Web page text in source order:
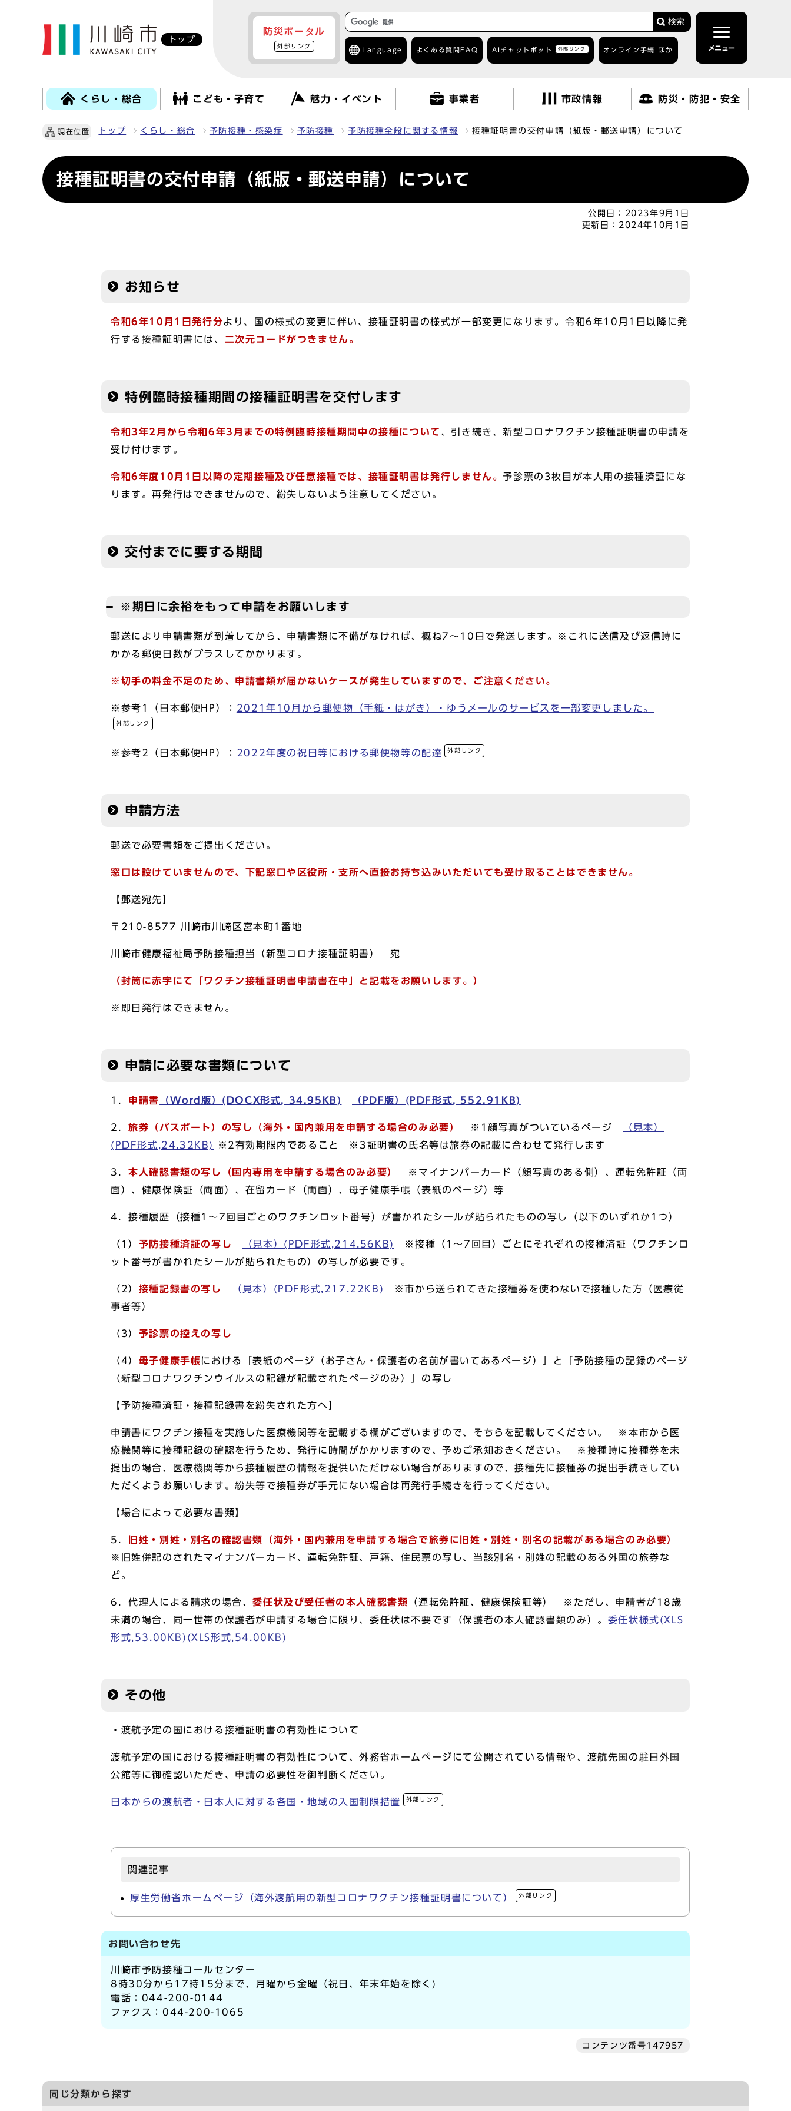
トップ
防災ポータル
外部リンク
検索
Language よくある質問 FAQ AIチャットボット 外部リンク オンライン手続 ほか メニュー
くらし・総合 こども・子育て 魅力・イベント 事業者 市政情報 防災・防犯・安全
現在位置 トップ くらし・総合 予防接種・感染症 予防接種 予防接種全般に関する情報 接種証明書の交付申請（紙版・郵送申請）について
接種証明書の交付申請（紙版・郵送申請）について
公開日：
2023年9月1日
更新日： 2024年10月1日
お知らせ
令和6年10月1日発行分より、国の様式の変更に伴い、接種証明書の様式が一部変更になります。令和6年10月1日以降に発
行する接種証明書には、 二次元コードがつきません。
特例臨時接種期間の接種証明書を交付します
令和3年2月から令和6年3月までの特例臨時接種期間中の接種について 、引き続き、新型コロナワクチン接種証明書の申請を
受け付けます。
令和6年度10月1日以降の定期接種及び任意接種では、接種証明書は発行しません。予診票の3枚目が本人用の接種済証にな
ります。再発行はできませんので、紛失しないよう注意してください。
交付までに要する期間
※期日に余裕をもって申請をお願いします
郵送により申請書類が到着してから、申請書類に不備がなければ、概ね7～10日で発送します。※これに送信及び返信時に
かかる郵便日数がプラスしてかかります。
※切手の料金不足のため、申請書類が届かないケースが発生していますので、ご注意ください。
※参考1（日本郵便HP）： 2021年10月から郵便物（手紙・はがき）・ゆうメールのサービスを一部変更しました。
外部リンク
※参考2（日本郵便HP）： 2022年度の祝日等における郵便物等の配達 外部リンク
申請方法
郵送で必要書類をご提出ください。
窓口は設けていませんので、下記窓口や区役所・支所へ直接お持ち込みいただいても受け取ることはできません。
【郵送宛先】
〒210-8577 川崎市川崎区宮本町1番地
川崎市健康福祉局予防接種担当（新型コロナ接種証明書） 宛
（封筒に赤字にて「ワクチン接種証明書申請書在中」と記載をお願いします。）
※即日発行はできません。
申請に必要な書類について
1． 申請書 （Word版）(DOCX形式, 34.95KB) （PDF版）(PDF形式, 552.91KB)
2．旅券（パスポート）の写し（海外・国内兼用を申請する場合のみ必要） ※1顔写真がついているページ
（見本）
(PDF形式,24.32KB)
※2有効期限内であること ※3証明書の氏名等は旅券の記載に合わせて発行します
3．本人確認書類の写し（国内専用を申請する場合のみ必要） ※マイナンバーカード（顔写真のある側）、運転免許証（両
面）、健康保険証（両面）、在留カード（両面）、母子健康手帳（表紙のページ）等
4．接種履歴（接種1～7回目ごとのワクチンロット番号）が書かれたシールが貼られたものの写し（以下のいずれか1つ）
（1） 予防接種済証の写し （見本）(PDF形式,214.56KB)
※接種（1～7回目）ごとにそれぞれの接種済証（ワクチンロ
ット番号が書かれたシールが貼られたもの）の写しが必要です。
（2） 接種記録書の写し （見本）(PDF形式,217.22KB)
※市から送られてきた接種券を使わないで接種した方（医療従
事者等）
（3） 予診票の控えの写し
（4） 母子健康手帳における「表紙のページ（お子さん・保護者の名前が書いてあるページ）」と「予防接種の記録のページ
（新型コロナワクチンウイルスの記録が記載されたページのみ）」の写し
【予防接種済証・接種記録書を紛失された方へ】
申請書にワクチン接種を実施した医療機関等を記載する欄がございますので、そちらを記載してください。 ※本市から医
療機関等に接種記録の確認を行うため、発行に時間がかかりますので、予めご承知おきください。 ※接種時に接種券を未
提出の場合、医療機関等から接種履歴の情報を提供いただけない場合がありますので、接種先に接種券の提出手続きしてい
ただくようお願いします。紛失等で接種券が手元にない場合は再発行手続きを行ってください。
【場合によって必要な書類】
5． 旧姓・別姓・別名の確認書類
（海外・国内兼用を申請する場合で旅券に旧姓・別姓・別名の記載がある場合のみ必要）
※旧姓併記のされたマイナンバーカード、運転免許証、戸籍、住民票の写し、当該別名・別姓の記載のある外国の旅券な
ど。
6．代理人による請求の場合、委任状及び受任者の本人確認書類 （運転免許証、健康保険証等） ※ただし、申請者が18歳
未満の場合、同一世帯の保護者が申請する場合に限り、委任状は不要です（保護者の本人確認書類のみ）。 委任状様式(XLS
形式,53.00KB)(XLS形式,54.00KB)
その他
・渡航予定の国における接種証明書の有効性について
渡航予定の国における接種証明書の有効性について、外務省ホームページにて公開されている情報や、渡航先国の駐日外国
公館等に御確認いただき、申請の必要性を御判断ください。
日本からの渡航者・日本人に対する各国・地域の入国制限措置 外部リンク
関連記事
厚生労働省ホームページ（海外渡航用の新型コロナワクチン接種証明書について） 外部リンク
お問い合わせ先
川崎市予防接種コールセンター
8時30分から17時15分まで、月曜から金曜（祝日、年末年始を除く)
電話：044-200-0144
ファクス：044-200-1065
コンテンツ番号147957
同じ分類から探す